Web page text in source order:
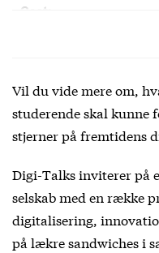
Cost:
Vil du vide mere om,
studerende skal kunne
stjerner på fremtidens
Digi-Talks inviterer på
selskab med en række
digitalisering,
på lækre sandwiches i